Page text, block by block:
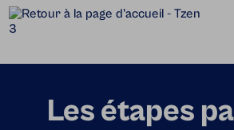
Les étapes